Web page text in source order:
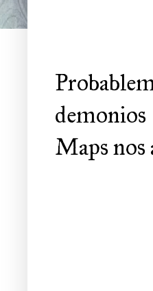
Maps nos